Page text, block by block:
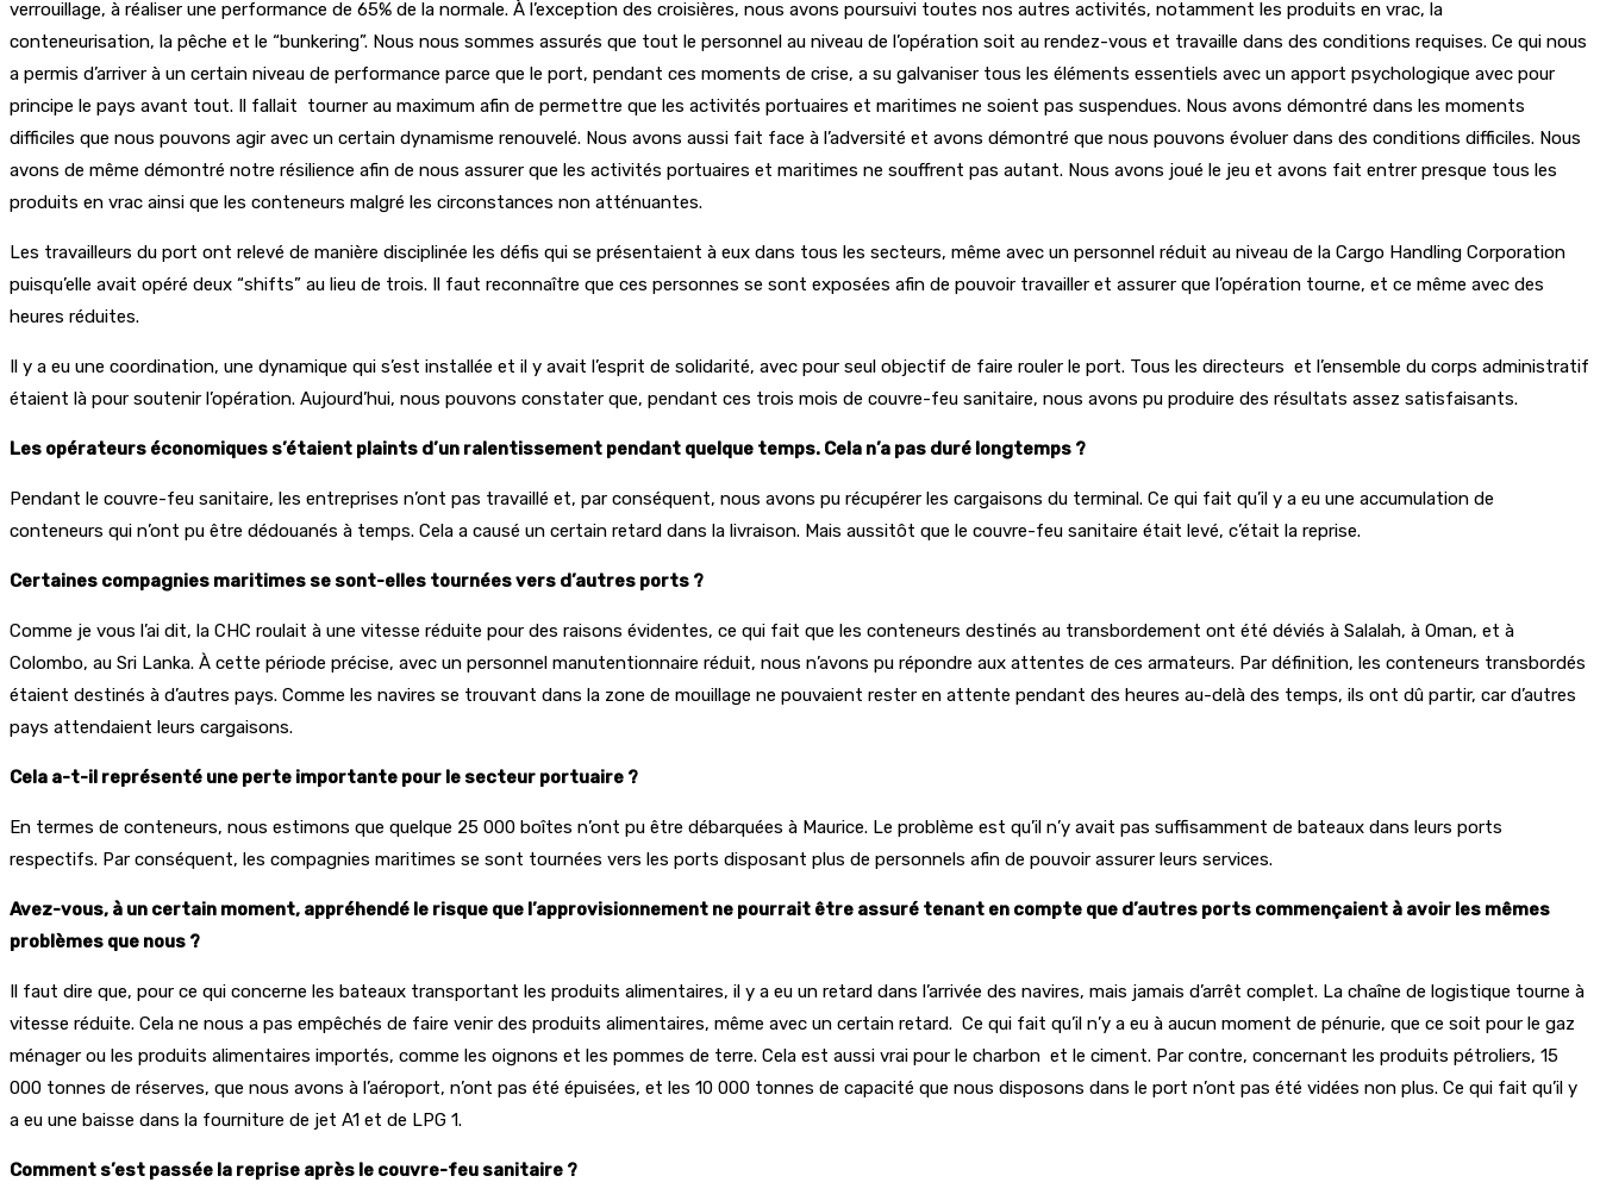
verrouillage, à réaliser une performance de 65% de la normale. À l’exception des croisières, nous avons poursuivi toutes nos autres activités, notamment les produits en vrac, la
conteneurisation, la pêche et le “bunkering”. Nous nous sommes assurés que tout le personnel au niveau de l’opération soit au rendez-vous et travaille dans des conditions requises. Ce qui nous
a permis d’arriver à un certain niveau de performance parce que le port, pendant ces moments de crise, a su galvaniser tous les éléments essentiels avec un apport psychologique avec pour
principe le pays avant tout. Il fallait tourner au maximum afin de permettre que les activités portuaires et maritimes ne soient pas suspendues. Nous avons démontré dans les moments
difficiles que nous pouvons agir avec un certain dynamisme renouvelé. Nous avons aussi fait face à l’adversité et avons démontré que nous pouvons évoluer dans des conditions difficiles. Nous
avons de même démontré notre résilience afin de nous assurer que les activités portuaires et maritimes ne souffrent pas autant. Nous avons joué le jeu et avons fait entrer presque tous les
produits en vrac ainsi que les conteneurs malgré les circonstances non atténuantes.
Les travailleurs du port ont relevé de manière disciplinée les défis qui se présentaient à eux dans tous les secteurs, même avec un personnel réduit au niveau de la Cargo Handling Corporation
puisqu’elle avait opéré deux “shifts” au lieu de trois. Il faut reconnaître que ces personnes se sont exposées afin de pouvoir travailler et assurer que l’opération tourne, et ce même avec des
heures réduites.
Il y a eu une coordination, une dynamique qui s’est installée et il y avait l’esprit de solidarité, avec pour seul objectif de faire rouler le port. Tous les directeurs et l’ensemble du corps administratif
étaient là pour soutenir l’opération. Aujourd’hui, nous pouvons constater que, pendant ces trois mois de couvre-feu sanitaire, nous avons pu produire des résultats assez satisfaisants.
Les opérateurs économiques s’étaient plaints d’un ralentissement pendant quelque temps. Cela n’a pas duré longtemps ?
Pendant le couvre-feu sanitaire, les entreprises n’ont pas travaillé et, par conséquent, nous avons pu récupérer les cargaisons du terminal. Ce qui fait qu’il y a eu une accumulation de
conteneurs qui n’ont pu être dédouanés à temps. Cela a causé un certain retard dans la livraison. Mais aussitôt que le couvre-feu sanitaire était levé, c’était la reprise.
Certaines compagnies maritimes se sont-elles tournées vers d’autres ports ?
Comme je vous l’ai dit, la CHC roulait à une vitesse réduite pour des raisons évidentes, ce qui fait que les conteneurs destinés au transbordement ont été déviés à Salalah, à Oman, et à
Colombo, au Sri Lanka. À cette période précise, avec un personnel manutentionnaire réduit, nous n’avons pu répondre aux attentes de ces armateurs. Par définition, les conteneurs transbordés
étaient destinés à d’autres pays. Comme les navires se trouvant dans la zone de mouillage ne pouvaient rester en attente pendant des heures au-delà des temps, ils ont dû partir, car d’autres
pays attendaient leurs cargaisons.
Cela a-t-il représenté une perte importante pour le secteur portuaire ?
En termes de conteneurs, nous estimons que quelque 25 000 boîtes n’ont pu être débarquées à Maurice. Le problème est qu’il n’y avait pas suffisamment de bateaux dans leurs ports
respectifs. Par conséquent, les compagnies maritimes se sont tournées vers les ports disposant plus de personnels afin de pouvoir assurer leurs services.
Avez-vous, à un certain moment, appréhendé le risque que l’approvisionnement ne pourrait être assuré tenant en compte que d’autres ports commençaient à avoir les mêmes
problèmes que nous ?
Il faut dire que, pour ce qui concerne les bateaux transportant les produits alimentaires, il y a eu un retard dans l’arrivée des navires, mais jamais d’arrêt complet. La chaîne de logistique tourne à
vitesse réduite. Cela ne nous a pas empêchés de faire venir des produits alimentaires, même avec un certain retard. Ce qui fait qu’il n’y a eu à aucun moment de pénurie, que ce soit pour le gaz
ménager ou les produits alimentaires importés, comme les oignons et les pommes de terre. Cela est aussi vrai pour le charbon et le ciment. Par contre, concernant les produits pétroliers, 15
000 tonnes de réserves, que nous avons à l’aéroport, n’ont pas été épuisées, et les 10 000 tonnes de capacité que nous disposons dans le port n’ont pas été vidées non plus. Ce qui fait qu’il y
a eu une baisse dans la fourniture de jet A1 et de LPG 1.
Comment s’est passée la reprise après le couvre-feu sanitaire ?